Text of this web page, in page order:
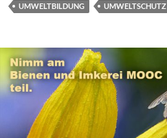
UMWELTBILDUNG
UMWELTSCHUTZ